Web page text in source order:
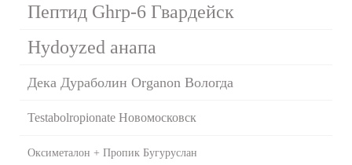
Пептид Ghrp-6 Гвардейск
Hydoyzed анапа
Дека Дураболин Organon Вологда
Testabolropionate Новомосковск
Оксиметалон + Пропик Бугуруслан